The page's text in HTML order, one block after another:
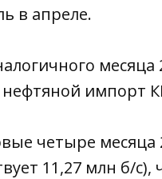
в апреле.
месяца
нефтяной импорт
четыре месяца
11,27 млн б/